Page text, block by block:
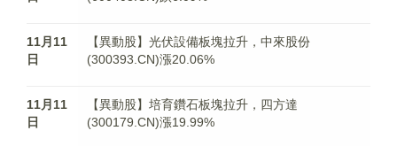
11月11
日
【異動股】光伏設備板塊拉升，中來股份
(300393.CN)漲20.06%
11月11
日
【異動股】培育鑽石板塊拉升，四方達
(300179.CN)漲19.99%